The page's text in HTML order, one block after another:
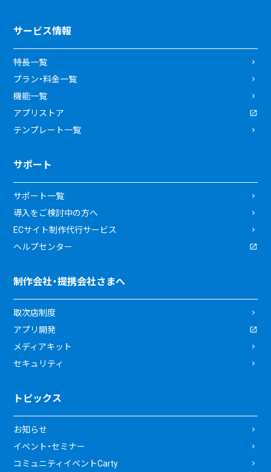
サービス情報
特長一覧
プラン・料金一覧
機能一覧
アプリストア
テンプレート一覧
サポート
サポート一覧
導入をご検討中の方へ
ECサイト制作代行サービス
ヘルプセンター
制作会社・提携会社さまへ
取次店制度
アプリ開発
メディアキット
セキュリティ
トピックス
お知らせ
イベント・セミナー
コミュニティイベントCarty